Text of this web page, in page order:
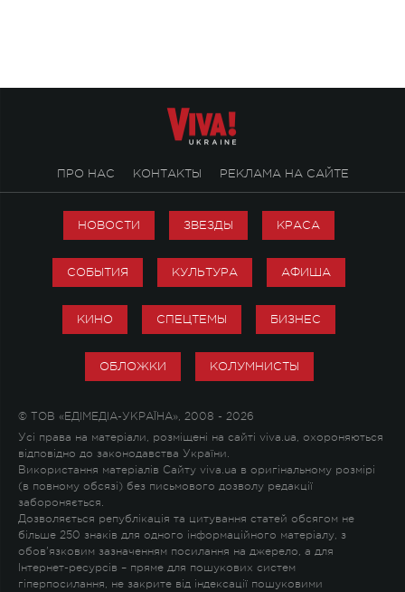
ПРО НАС КОНТАКТЫ РЕКЛАМА НА САЙТЕ
НОВОСТИ ЗВЕЗДЫ КРАСА
СОБЫТИЯ КУЛЬТУРА АФИША
КИНО СПЕЦТЕМЫ БИЗНЕС
ОБЛОЖКИ КОЛУМНИСТЫ
© ТОВ «ЕДІМЕДІА-УКРАЇНА», 2008 - 2026
Усі права на матеріали, розміщені на сайті viva.ua, охороняються
відповідно до законодавства України.
Використання матеріалів Сайту viva.ua в оригінальному розмірі
(в повному обсязі) без письмового дозволу редакції
забороняється.
Дозволяється републікація та цитування статей обсягом не
більше 250 знаків для одного інформаційного матеріалу, з
обов'язковим зазначенням посилання на джерело, а для
Інтернет-ресурсів – пряме для пошукових систем
гіперпосилання, не закрите від індексації пошуковими